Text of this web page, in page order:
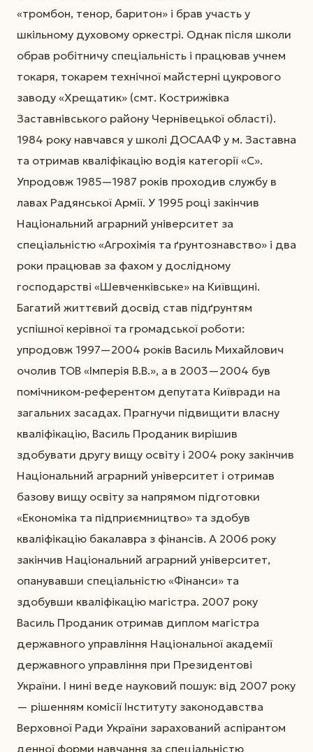
«тромбон, тенор, баритон» і брав участь у
шкільному духовому оркестрі. Однак після школи
обрав робітничу спеціальність і працював учнем
токаря, токарем технічної майстерні цукрового
заводу «Хрещатик» (смт. Кострижівка
Заставнівського району Чернівецької області).
1984 року навчався у школі ДОСААФ у м. Заставна
та отримав кваліфікацію водія категорії «С».
Упродовж 1985—1987 років проходив службу в
лавах Радянської Армії. У 1995 році закінчив
Національний аграрний університет за
спеціальністю «Агрохімія та ґрунтознавство» і два
роки працював за фахом у дослідному
господарстві «Шевченківське» на Київщині.
Багатий життєвий досвід став підґрунтям
успішної керівної та громадської роботи:
упродовж 1997—2004 років Василь Михайлович
очолив ТОВ «Імперія В.В.», а в 2003—2004 був
помічником-референтом депутата Київради на
загальних засадах. Прагнучи підвищити власну
кваліфікацію, Василь Проданик вирішив
здобувати другу вищу освіту і 2004 року закінчив
Національний аграрний університет і отримав
базову вищу освіту за напрямом підготовки
«Економіка та підприємництво» та здобув
кваліфікацію бакалавра з фінансів. А 2006 року
закінчив Національний аграрний університет,
опанувавши спеціальністю «Фінанси» та
здобувши кваліфікацію магістра. 2007 року
Василь Проданик отримав диплом магістра
державного управління Національної академії
державного управління при Президентові
України. І нині веде науковий пошук: від 2007 року
— рішенням комісії Інституту законодавства
Верховної Ради України зарахований аспірантом
денної форми навчання за спеціальністю